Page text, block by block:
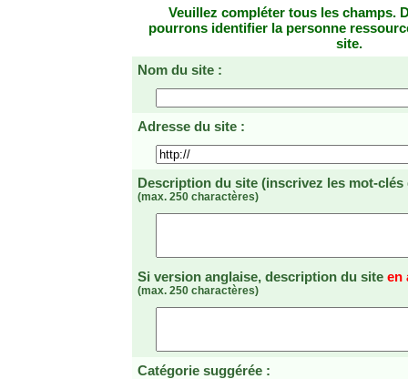
Veuillez compléter tous les champs.
pourrons identifier la personne
site.
Nom du site :
Adresse du site :
Description du site (inscrivez les mot-
(max. 250 charactères)
Si version anglaise, description du site en
(max. 250 charactères)
Catégorie suggérée :